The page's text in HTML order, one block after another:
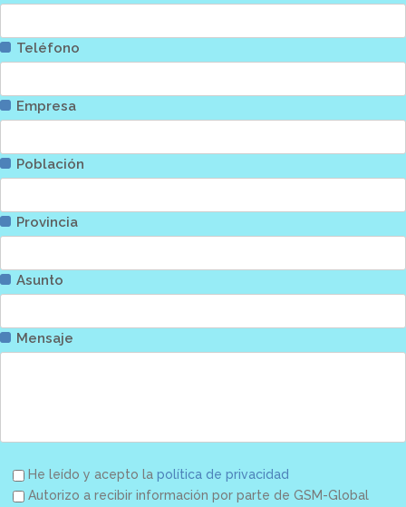
Teléfono
Empresa
Población
Provincia
Asunto
Mensaje
He leído y acepto lapolítica de privacidad
Autorizo a recibir información por parte de GSM-Global